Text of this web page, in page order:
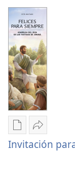
publicaciones
Programa
de
la
asamblea
del
2026
“Felices
para
siempre”
asamblea
2026
“Felices
para
siempre”
Opciones
de
Compartir
Invitación
Invitación